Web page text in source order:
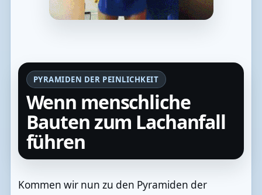
PYRAMIDEN DER PEINLICHKEIT
Wenn menschliche
Bauten zum Lachanfall
führen
Kommen wir nun zu den Pyramiden der